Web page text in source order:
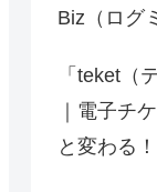
Biz（ログ
「teket（
｜電子チ
と変わる！